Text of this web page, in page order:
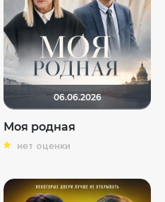
06.06.2026
Моя родная
нет оценки